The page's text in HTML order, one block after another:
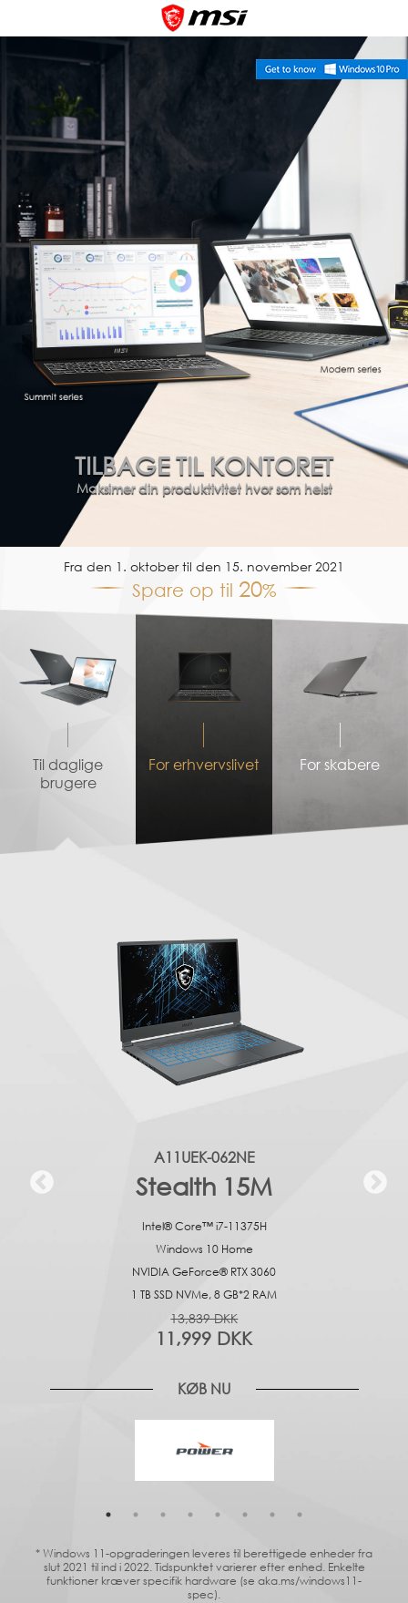
TILBAGE TIL KONTORET
Maksimer din produktivitet hvor som helst
Fra den 1. oktober til den 15. november 2021
Spare op til 20%
Til daglige
brugere
For erhvervslivet For skabere
A11UEK-062NE
Stealth 15M
Intel® Core™ i7-11375H
Windows 10 Home
NVIDIA GeForce® RTX 3060
1 TB SSD NVMe, 8 GB*2 RAM
13,839 DKK
11,999 DKK
KØB NU
* Windows 11-opgraderingen leveres til berettigede enheder fra
slut 2021 til ind i 2022. Tidspunktet varierer efter enhed. Enkelte
funktioner kræver specifik hardware (se aka.ms/windows11-
spec).